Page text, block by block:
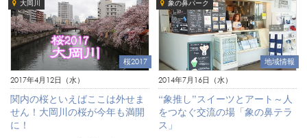
大岡川
桜2017
2017年4月12日（水）
関内の桜といえばここは外せま
せん！大岡川の桜が今年も満開
に！
象の鼻パーク
地域情報
2014年7月16日（水）
“象推し”スイーツとアート～人
をつなぐ交流の場「象の鼻テラ
ス」